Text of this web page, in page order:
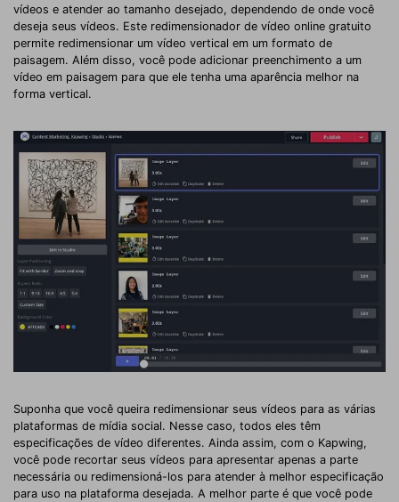
vídeos e atender ao tamanho desejado, dependendo de onde você
deseja seus vídeos. Este redimensionador de vídeo online gratuito
permite redimensionar um vídeo vertical em um formato de
paisagem. Além disso, você pode adicionar preenchimento a um
vídeo em paisagem para que ele tenha uma aparência melhor na
forma vertical.
Suponha que você queira redimensionar seus vídeos para as várias
plataformas de mídia social. Nesse caso, todos eles têm
especificações de vídeo diferentes. Ainda assim, com o Kapwing,
você pode recortar seus vídeos para apresentar apenas a parte
necessária ou redimensioná-los para atender à melhor especificação
para uso na plataforma desejada. A melhor parte é que você pode